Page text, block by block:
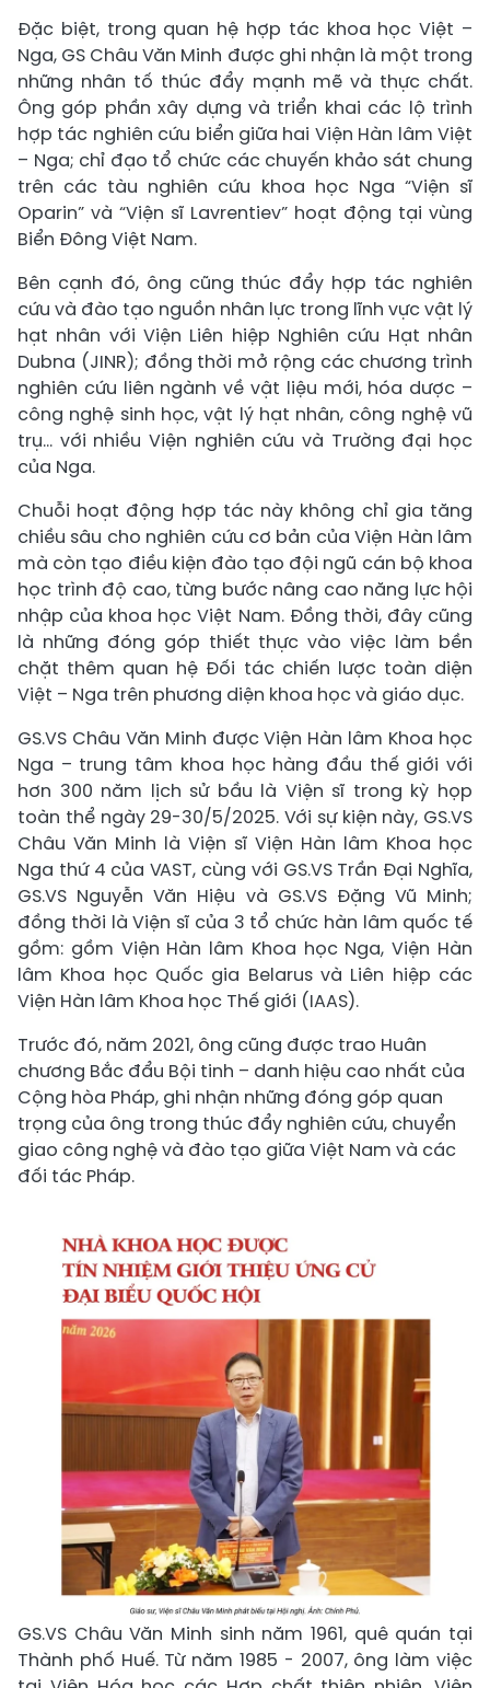
Đặc biệt, trong quan hệ hợp tác khoa học Việt –
Nga, GS Châu Văn Minh được ghi nhận là một trong
những nhân tố thúc đẩy mạnh mẽ và thực chất.
Ông góp phần xây dựng và triển khai các lộ trình
hợp tác nghiên cứu biển giữa hai Viện Hàn lâm Việt
– Nga; chỉ đạo tổ chức các chuyến khảo sát chung
trên các tàu nghiên cứu khoa học Nga “Viện sĩ
Oparin” và “Viện sĩ Lavrentiev” hoạt động tại vùng
Biển Đông Việt Nam.
Bên cạnh đó, ông cũng thúc đẩy hợp tác nghiên
cứu và đào tạo nguồn nhân lực trong lĩnh vực vật lý
hạt nhân với Viện Liên hiệp Nghiên cứu Hạt nhân
Dubna (JINR); đồng thời mở rộng các chương trình
nghiên cứu liên ngành về vật liệu mới, hóa dược –
công nghệ sinh học, vật lý hạt nhân, công nghệ vũ
trụ… với nhiều Viện nghiên cứu và Trường đại học
của Nga.
Chuỗi hoạt động hợp tác này không chỉ gia tăng
chiều sâu cho nghiên cứu cơ bản của Viện Hàn lâm
mà còn tạo điều kiện đào tạo đội ngũ cán bộ khoa
học trình độ cao, từng bước nâng cao năng lực hội
nhập của khoa học Việt Nam. Đồng thời, đây cũng
là những đóng góp thiết thực vào việc làm bền
chặt thêm quan hệ Đối tác chiến lược toàn diện
Việt – Nga trên phương diện khoa học và giáo dục.
GS.VS Châu Văn Minh được Viện Hàn lâm Khoa học
Nga – trung tâm khoa học hàng đầu thế giới với
hơn 300 năm lịch sử bầu là Viện sĩ trong kỳ họp
toàn thể ngày 29-30/5/2025. Với sự kiện này, GS.VS
Châu Văn Minh là Viện sĩ Viện Hàn lâm Khoa học
Nga thứ 4 của VAST, cùng với GS.VS Trần Đại Nghĩa,
GS.VS Nguyễn Văn Hiệu và GS.VS Đặng Vũ Minh;
đồng thời là Viện sĩ của 3 tổ chức hàn lâm quốc tế
gồm: gồm Viện Hàn lâm Khoa học Nga, Viện Hàn
lâm Khoa học Quốc gia Belarus và Liên hiệp các
Viện Hàn lâm Khoa học Thế giới (IAAS).
Trước đó, năm 2021, ông cũng được trao Huân
chương Bắc đẩu Bội tinh – danh hiệu cao nhất của
Cộng hòa Pháp, ghi nhận những đóng góp quan
trọng của ông trong thúc đẩy nghiên cứu, chuyển
giao công nghệ và đào tạo giữa Việt Nam và các
đối tác Pháp.
GS.VS Châu Văn Minh sinh năm 1961, quê quán tại
Thành phố Huế. Từ năm 1985 - 2007, ông làm việc